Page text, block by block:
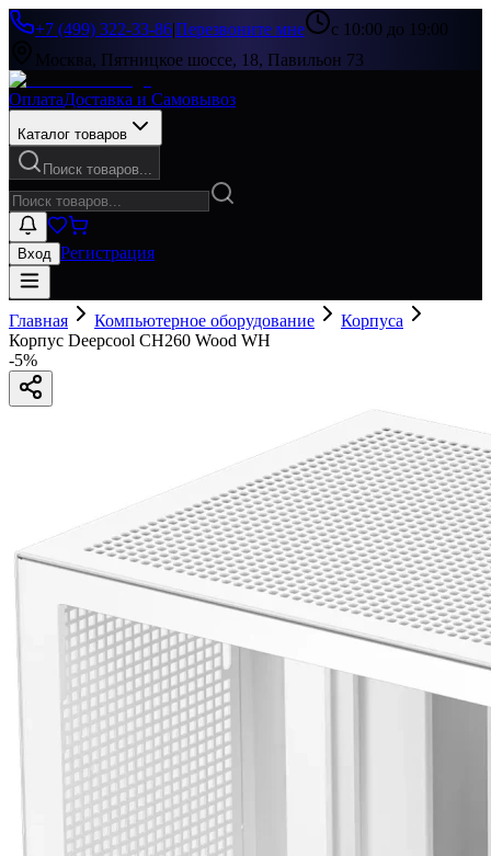
+7 (499) 322-33-86|Перезвоните мне
с 10:00 до 19:00
Москва, Пятницкое шоссе, 18, Павильон 73
ОплатаДоставка и Самовывоз
Каталог товаров
Поиск товаров...
Вход Регистрация
Главная Компьютерное оборудование
Корпуса
Корпус Deepcool CH260 Wood WH
-5%